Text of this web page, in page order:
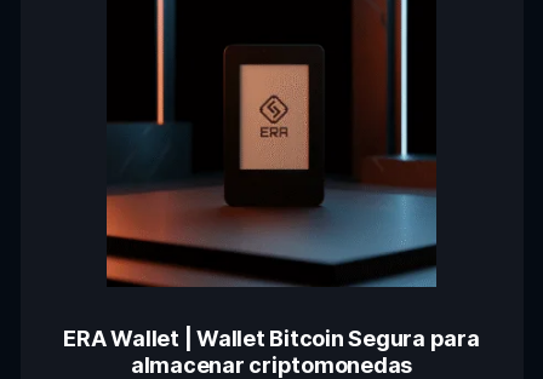
ERA Wallet | Wallet Bitcoin Segura para
almacenar criptomonedas